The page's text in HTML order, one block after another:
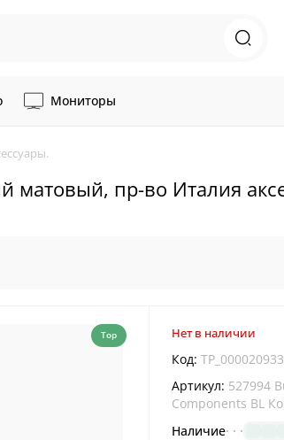
Мониторы
матовый, пр-во Италия
Top Нет в наличии
Код:
Артикул: 527994
Components BL
Наличие